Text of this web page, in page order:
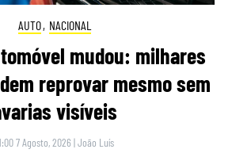
AUTO, NACIONAL
mudou: milhares
reprovar mesmo sem
visíveis
7 Agosto, 2026 |João Luís